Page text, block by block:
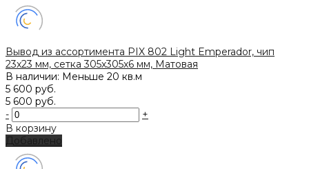
Вывод из ассортимента PIX 802 Light Emperador, чип
23x23 мм, сетка 305х305x6 мм, Матовая
В наличии: Меньше 20 кв.м
5 600 руб.
5 600 руб.
-
+
В корзину
Добавлено